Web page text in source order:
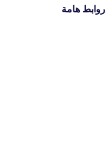
روابط هامة